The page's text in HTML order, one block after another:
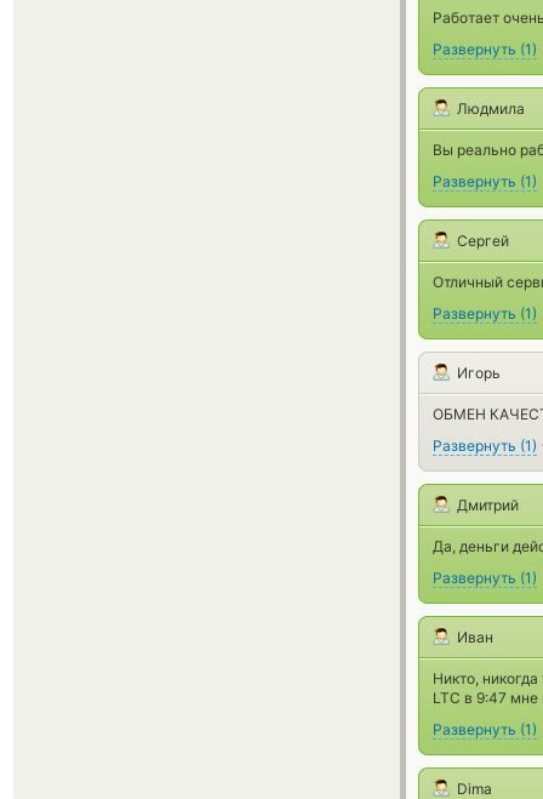
Работает
Развернуть (1)
Людмила
Вы реально
Развернуть (1)
Сергей
Отличный
Развернуть (1)
Игорь
ОБМЕН
Развернуть (1)
Дмитрий
Да, деньги
Развернуть (1)
Иван
Никто,
LTC в 9:47
Развернуть (1)
Dima